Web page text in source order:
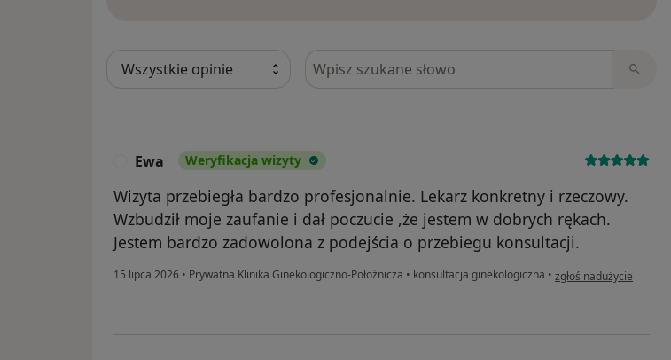
Szukaj w opiniach
Ewa Weryfikacja wizyty
Wizyta przebiegła bardzo profesjonalnie. Lekarz konkretny i rzeczowy.
Wzbudził moje zaufanie i dał poczucie ,że jestem w dobrych rękach.
Jestem bardzo zadowolona z podejścia o przebiegu konsultacji.
15 lipca 2026 • Prywatna Klinika Ginekologiczno-Położnicza • konsultacja ginekologiczna • w opinii użytkownika Ewa
zgłoś nadużycie